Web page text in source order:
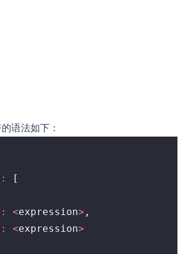
语法如下：
:
[
: <expression> ,
: <expression>